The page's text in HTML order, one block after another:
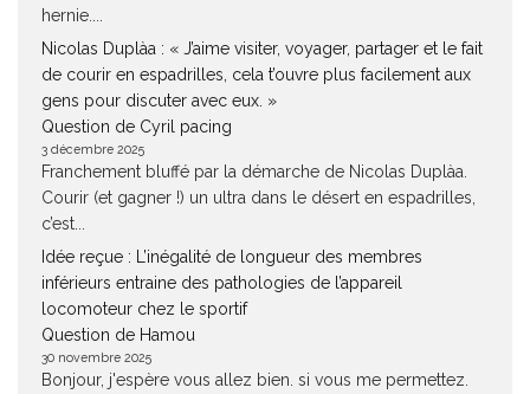
hernie....
Nicolas Duplàa : « J’aime visiter, voyager, partager et le fait
de courir en espadrilles, cela t’ouvre plus facilement aux
gens pour discuter avec eux. »
Question de Cyril pacing
3 décembre 2025
Franchement bluffé par la démarche de Nicolas Duplàa.
Courir (et gagner !) un ultra dans le désert en espadrilles,
c’est...
Idée reçue : L’inégalité de longueur des membres
inférieurs entraine des pathologies de l’appareil
locomoteur chez le sportif
Question de Hamou
30 novembre 2025
Bonjour, j'espère vous allez bien. si vous me permettez.